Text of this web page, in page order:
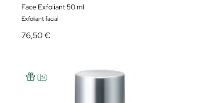
Face Exfoliant 50 ml
Exfoliant facial
76,50 €